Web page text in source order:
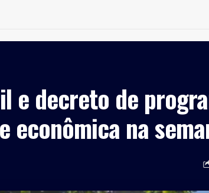
e decreto de
econômica na